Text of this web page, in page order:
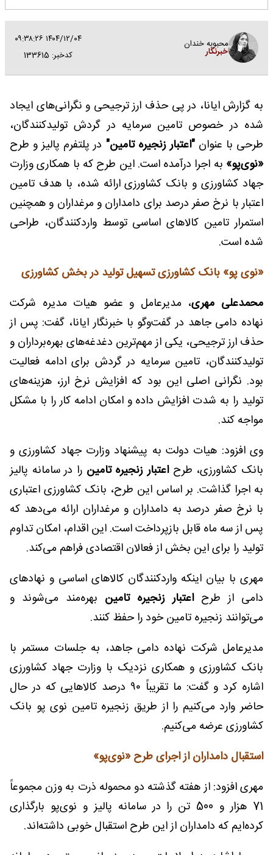
محبوبه خندان
خبرنگار
۱۴۰۴/۱۲/۰۴ ۰۹:۳۸:۲۶
کدخبر: 133615
به گزارش ایانا، در پی حذف ارز ترجیحی و نگرانی‌های ایجاد
شده در خصوص تامین سرمایه در گردش تولیدکنندگان،
طرحی با عنوان"اعتبار زنجیره تامین" در پلتفرم پالیز و طرح
«نوی‌پو» به اجرا درآمده است. این طرح که با همکاری وزارت
جهاد کشاورزی و بانک کشاورزی ارائه شده، با هدف تامین
اعتبار با نرخ صفر درصد برای دامداران و مرغداران و همچنین
استمرار تامین کالاهای اساسی توسط واردکنندگان، طراحی
شده است.
«نوی پو» بانک کشاورزی تسهیل تولید در بخش کشاورزی
محمدعلی مهری، مدیرعامل و عضو هیات مدیره شرکت
نهاده دامی جاهد در گفت‌وگو با خبرنگار ایانا، گفت: پس از
حذف ارز ترجیحی، یکی از مهم‌ترین دغدغه‌های بهره‌برداران و
تولیدکنندگان، تامین سرمایه در گردش برای ادامه فعالیت
بود. نگرانی اصلی این بود که افزایش نرخ ارز، هزینه‌های
تولید را به شدت افزایش داده و امکان ادامه کار را با مشکل
مواجه کند.
وی افزود: هیات دولت به پیشنهاد وزارت جهاد کشاورزی و
بانک کشاورزی، طرح اعتبار زنجیره تامین را در سامانه پالیز
به اجرا گذاشت. بر اساس این طرح، بانک کشاورزی اعتباری
با نرخ صفر درصد به دامداران و مرغداران ارائه می‌دهد که
پس از سه ماه قابل بازپرداخت است. این اقدام، امکان تداوم
تولید را برای این بخش از فعالان اقتصادی فراهم می‌کند.
مهری با بیان اینکه واردکنندگان کالاهای اساسی و نهادهای
دامی از طرح اعتبار زنجیره تامین بهره‌مند می‌شوند و
می‌توانند زنجیره تامین خود را حفظ کنند.
مدیرعامل شرکت نهاده دامی جاهد، به جلسات مستمر با
بانک کشاورزی و همکاری نزدیک با وزارت جهاد کشاورزی
اشاره کرد و گفت: ما تقریباً ۹۰ درصد کالاهایی که در حال
حاضر وارد می‌کنیم را از طریق زنجیره تامین نوی پو بانک
کشاورزی عرضه می‌کنیم.
استقبال دامداران از اجرای طرح «نوی‌پو»
مهری افزود: از هفته گذشته دو محموله ذرت به وزن مجموعاً
71 هزار و 500 تن را در سامانه پالیز و نوی‌پو بارگذاری
کرده‌ایم که دامداران از این طرح استقبال خوبی داشته‌اند.